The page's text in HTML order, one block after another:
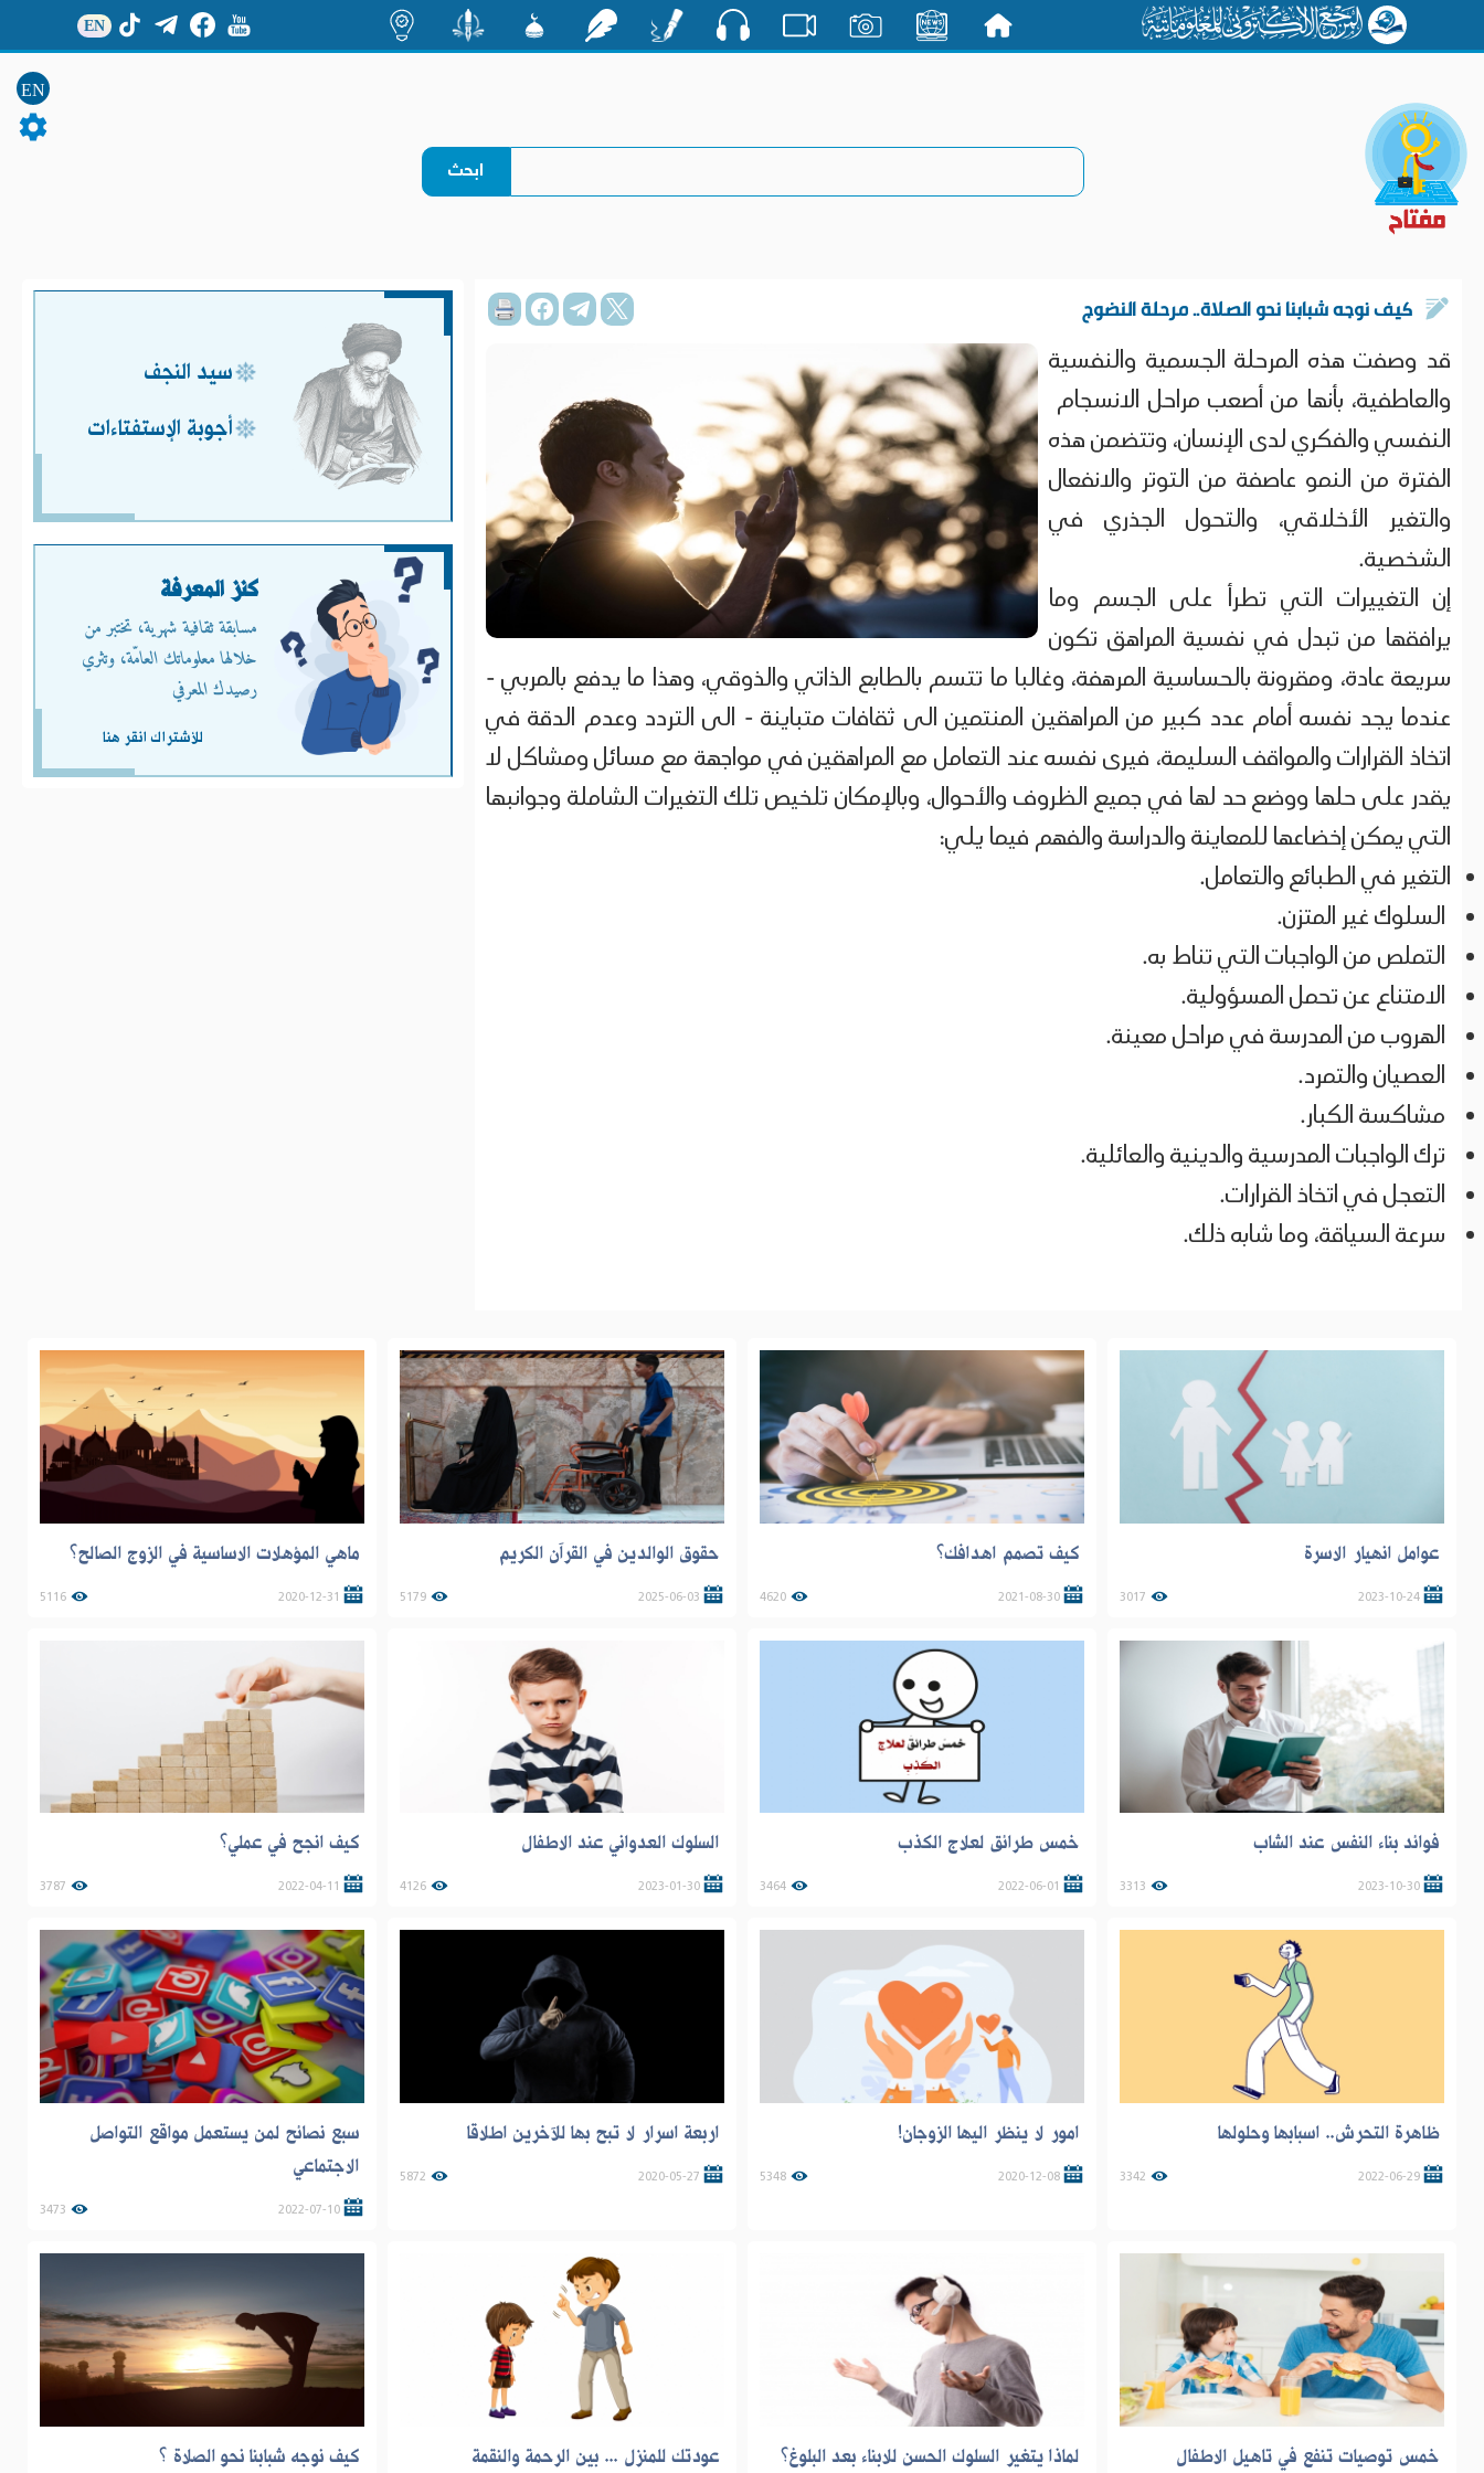
EN
EN
كيف نوجه شبابنا نحو الصلاة.. مرحلة النضوج
قد وصفت هذه المرحلة الجسمية والنفسية
والعاطفية، بأنها من أصعب مراحل الانسجام
النفسي والفكري لدى الإنسان، وتتضمن هذه
الفترة من النمو عاصفة من التوتر والانفعال
والتغير الأخلاقي، والتحول الجذري في
الشخصية.
إن التغييرات التي تطرأ على الجسم وما
يرافقها من تبدل في نفسية المراهق تكون
سريعة عادة، ومقرونة بالحساسية المرهفة، وغالبا ما تتسم بالطابع الذاتي والذوقي، وهذا ما يدفع بالمربي -
عندما يجد نفسه أمام عدد كبير من المراهقين المنتمين الى ثقافات متباينة - الى التردد وعدم الدقة في
اتخاذ القرارات والمواقف السليمة، فيرى نفسه عند التعامل مع المراهقين في مواجهة مع مسائل ومشاكل لا
يقدر على حلها ووضع حد لها في جميع الظروف والأحوال، وبالإمكان تلخيص تلك التغيرات الشاملة وجوانبها
التي يمكن إخضاعها للمعاينة والدراسة والفهم فيما يلي:
التغير في الطبائع والتعامل.
السلوك غير المتزن.
التملص من الواجبات التي تناط به.
الامتناع عن تحمل المسؤولية.
الهروب من المدرسة في مراحل معينة.
العصيان والتمرد.
مشاكسة الكبار.
ترك الواجبات المدرسية والدينية والعائلية.
التعجل في اتخاذ القرارات.
سرعة السياقة، وما شابه ذلك.
سيد النجف
أجوبة الإستفتاءات
كنز المعرفة
مسابقة ثقافية شهرية، تختبر من
خلالها معلوماتك العامّة، وتثري
رصيدك المعرفي
للأشتراك انقر هنا
عوامل انهيار الاسرة
2023-10-24
3017
كيف تصمم اهدافك؟
2021-08-30
4620
حقوق الوالدين في القرآن الكريم
2025-06-03
5179
ماهي المؤهلات الاساسية في الزوج الصالح؟
2020-12-31
5116
فوائد بناء النفس عند الشاب
2023-10-30
3313
خمس طرائق لعلاج الكذب
2022-06-01
3464
السلوك العدواني عند الاطفال
2023-01-30
4126
كيف انجح في عملي؟
2022-04-11
3787
ظاهرة التحرش.. اسبابها وحلولها
2022-06-29
3342
امور لا ينظر اليها الزوجان!
2020-12-08
5348
اربعة اسرار لا تبح بها للآخرين اطلاقا
2020-05-27
5872
سبع نصائح لمن يستعمل مواقع التواصل
الاجتماعي
2022-07-10
3473
خمس توصيات تنفع في تاهيل الاطفال
لماذا يتغير السلوك الحسن للابناء بعد البلوغ؟ عودتك للمنزل ... بين الرحمة والنقمة كيف نوجه شبابنا نحو الصلاة ؟